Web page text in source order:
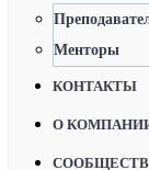
Менторы
КОНТАКТЫ
О